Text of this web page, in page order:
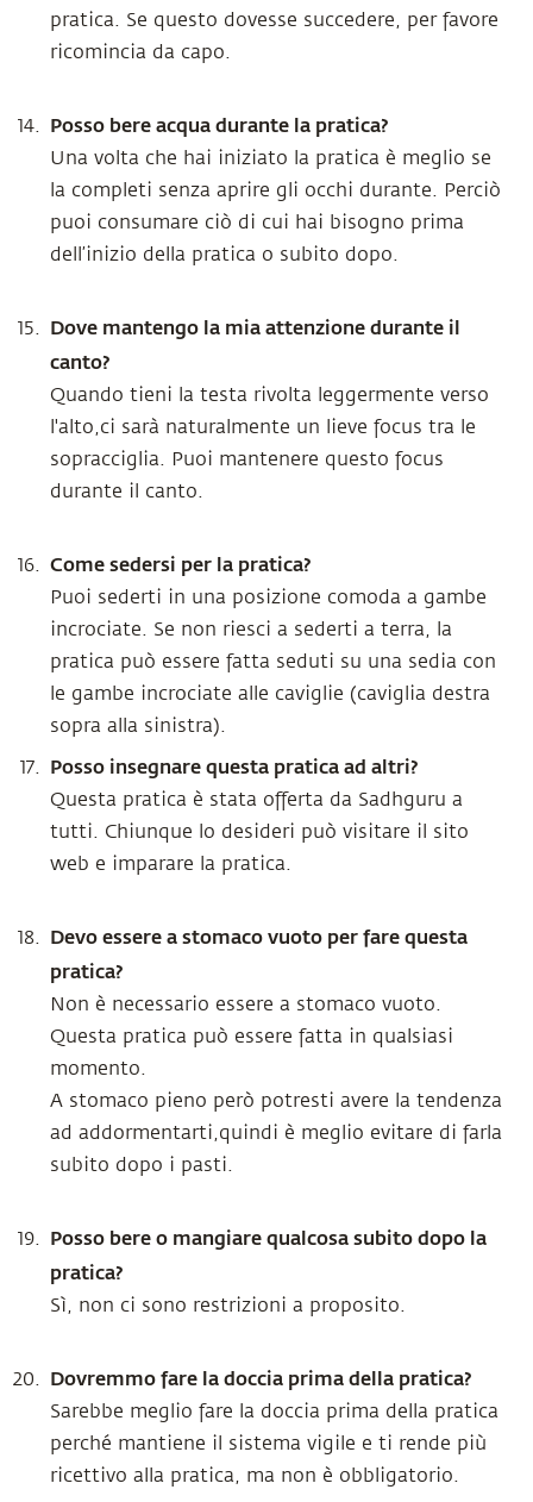
pratica. Se questo dovesse succedere, per favore
ricomincia da capo.
Posso bere acqua durante la pratica?
Una volta che hai iniziato la pratica è meglio se
la completi senza aprire gli occhi durante. Perciò
puoi consumare ciò di cui hai bisogno prima
dell’inizio della pratica o subito dopo.
Dove mantengo la mia attenzione durante il
canto?
Quando tieni la testa rivolta leggermente verso
l'alto,ci sarà naturalmente un lieve focus tra le
sopracciglia. Puoi mantenere questo focus
durante il canto.
Come sedersi per la pratica?
Puoi sederti in una posizione comoda a gambe
incrociate. Se non riesci a sederti a terra, la
pratica può essere fatta seduti su una sedia con
le gambe incrociate alle caviglie (caviglia destra
sopra alla sinistra).
Posso insegnare questa pratica ad altri?
Questa pratica è stata offerta da Sadhguru a
tutti. Chiunque lo desideri può visitare il sito
web e imparare la pratica.
Devo essere a stomaco vuoto per fare questa
pratica?
Non è necessario essere a stomaco vuoto.
Questa pratica può essere fatta in qualsiasi
momento.
A stomaco pieno però potresti avere la tendenza
ad addormentarti,quindi è meglio evitare di farla
subito dopo i pasti.
Posso bere o mangiare qualcosa subito dopo la
pratica?
Sì, non ci sono restrizioni a proposito.
Dovremmo fare la doccia prima della pratica?
Sarebbe meglio fare la doccia prima della pratica
perché mantiene il sistema vigile e ti rende più
ricettivo alla pratica, ma non è obbligatorio.